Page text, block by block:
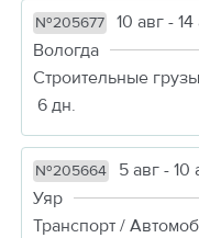
№205677 10 авг - 14
Вологда
Строительные
6 дн.
№205664 5 авг - 10
Уяр
Транспорт /